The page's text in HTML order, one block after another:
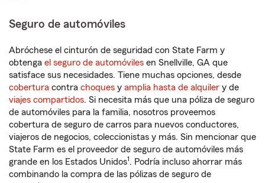
Seguro de automóviles
Abróchese el cinturón de seguridad con State Farm y
obtenga el seguro de automóviles en Snellville, GA que
satisface sus necesidades. Tiene muchas opciones, desde
cobertura contra choques y amplia hasta de alquiler y de
viajes compartidos. Si necesita más que una póliza de seguro
de automóviles para la familia, nosotros proveemos
cobertura de seguro de carros para nuevos conductores,
viajeros de negocios, coleccionistas y más. Sin mencionar que
State Farm es el proveedor de seguro de automóviles más
grande en los Estados Unidos1. Podría incluso ahorrar más
combinando la compra de las pólizas de seguro de